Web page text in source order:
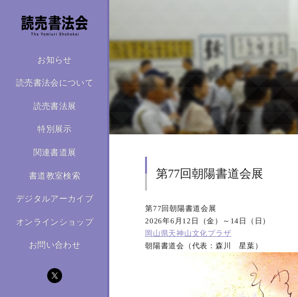
お知らせ
読売書法会について
読売書法展
特別展示
関連書道展
書道教室検索
デジタルアーカイブ
オンラインショップ
お問い合わせ
第77回朝陽書道会展
第77回朝陽書道会展
2026年6月12日（金）～14日（日）
岡山県天神山文化プラザ
朝陽書道会（代表：森川 星葉）